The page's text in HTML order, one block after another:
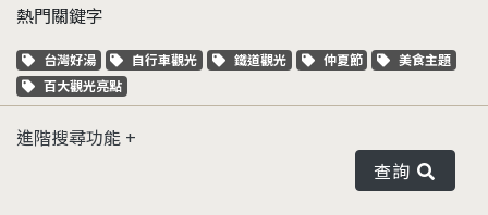
熱門關鍵字
關鍵字標籤
台灣好湯 關鍵字標籤
自行車觀光 關鍵字標籤
鐵道觀光 關鍵字標籤
仲夏節 關鍵字標籤
美食主題
關鍵字標籤
百大觀光亮點
進階搜尋功能
查詢